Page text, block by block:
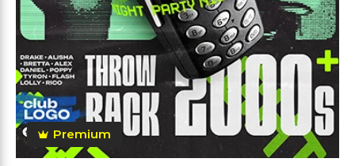
Premium